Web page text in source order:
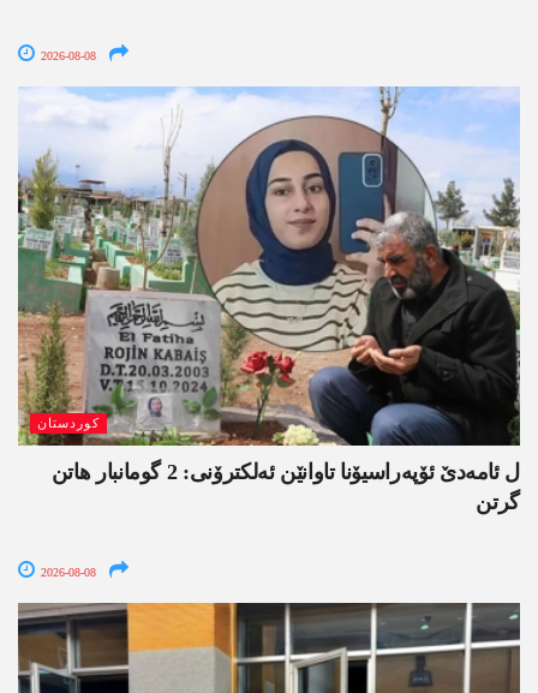
2026-08-08
کوردستان
ل ئامەدێ ئۆپەراسیۆنا تاوانێن ئەلکترۆنی: 2 گومانبار ھاتن
گرتن
2026-08-08